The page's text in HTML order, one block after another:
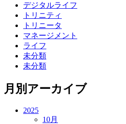
デジタルライフ
トリニティ
トリニータ
マネージメント
ライフ
未分類
未分類
月別アーカイブ
2025
10月